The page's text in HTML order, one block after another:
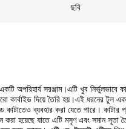
ছবি
অপরিহার্য সরঞ্জাম।এটি খুব নির্ভুলভাবে
দিয়ে তৈরি হয়।এই ধরনের টুল
ব্যবহার করা যেতে পারে। কাটার
হয়েছে যাতে এটি মসৃণ এবং সমান সূতা